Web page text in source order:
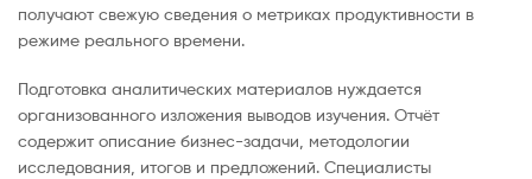
получают свежую сведения о метриках продуктивности в
режиме реального времени.
Подготовка аналитических материалов нуждается
организованного изложения выводов изучения. Отчёт
содержит описание бизнес-задачи, методологии
исследования, итогов и предложений. Специалисты